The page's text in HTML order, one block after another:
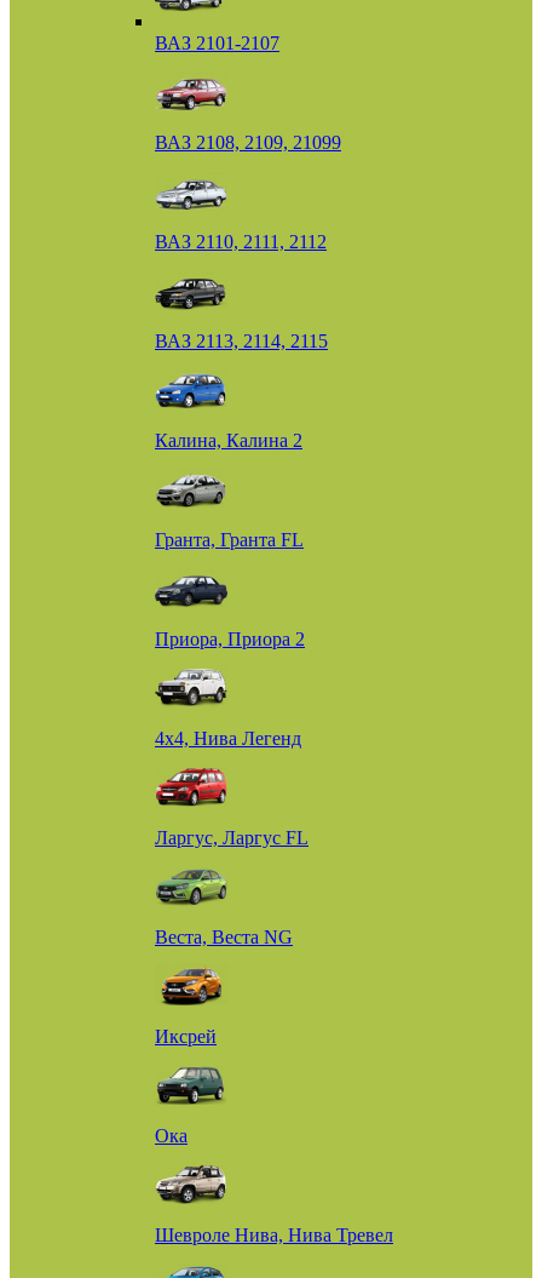
ВАЗ 2101-2107
ВАЗ 2108, 2109, 21099
ВАЗ 2110, 2111, 2112
ВАЗ 2113, 2114, 2115
Калина, Калина 2
Гранта, Гранта FL
Приора, Приора 2
4х4, Нива Легенд
Ларгус, Ларгус FL
Веста, Веста NG
Иксрей
Ока
Шевроле Нива, Нива Тревел